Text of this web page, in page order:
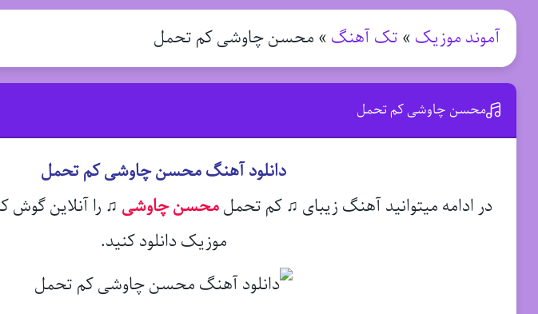
آموند موزیک » تک آهنگ » محسن چاوشی کم تحمل
محسن چاوشی کم تحمل
دانلود آهنگ محسن چاوشی کم تحمل
در ادامه میتوانید آهنگ زیبای ♫ کم تحملمحسن چاوشی ♫ را آنلاین گوش
موزیک دانلود کنید.